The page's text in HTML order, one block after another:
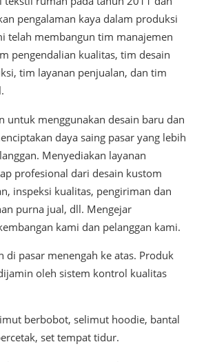
pengalaman kaya dalam produksi
telah membangun tim manajemen
pengendalian kualitas, tim desain
tim layanan penjualan, dan tim
untuk menggunakan desain baru dan
daya saing pasar yang lebih
Menyediakan layanan
profesional dari desain kustom
inspeksi kualitas, pengiriman dan
purna jual, dll. Mengejar
kami dan pelanggan kami.
di pasar menengah ke atas. Produk
oleh sistem kontrol kualitas
berbobot, selimut hoodie, bantal
set tempat tidur.